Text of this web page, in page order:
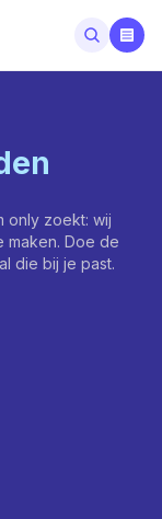
only zoekt: wij
Doe de
die bij je past.